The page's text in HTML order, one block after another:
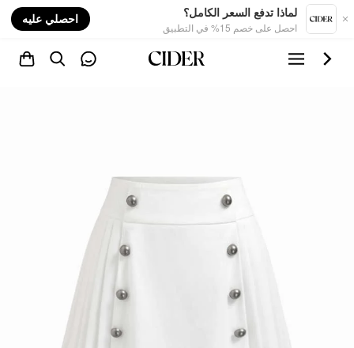
لماذا تدفع السعر الكامل؟
احصل على خصم 15% في التطبيق
احصلي عليه